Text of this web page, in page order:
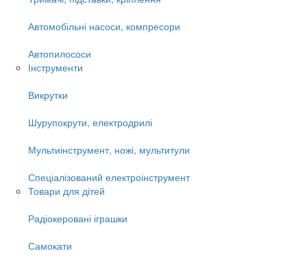
Автомобільні насоси, компресори
Автопилососи
Інструменти
Викрутки
Шурупокрути, електродрилі
Мультиінструмент, ножі, мультитули
Спеціалізований електроінструмент
Товари для дітей
Радіокеровані іграшки
Самокати